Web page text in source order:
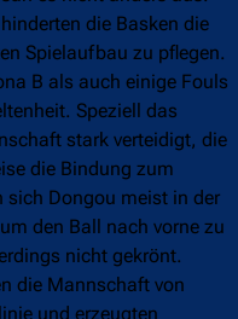
die Basken die
Spielaufbau zu pflegen.
B als auch einige Fouls
Speziell das
stark verteidigt, die
die Bindung zum
sich Dongou meist in der
den Ball nach vorne zu
nicht gekrönt.
die Mannschaft von
und erzeugten